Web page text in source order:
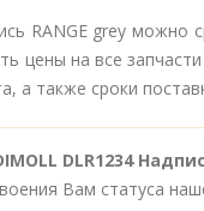
RANGE grey можно
цены на все
а также сроки
DLR1234
Вам статуса